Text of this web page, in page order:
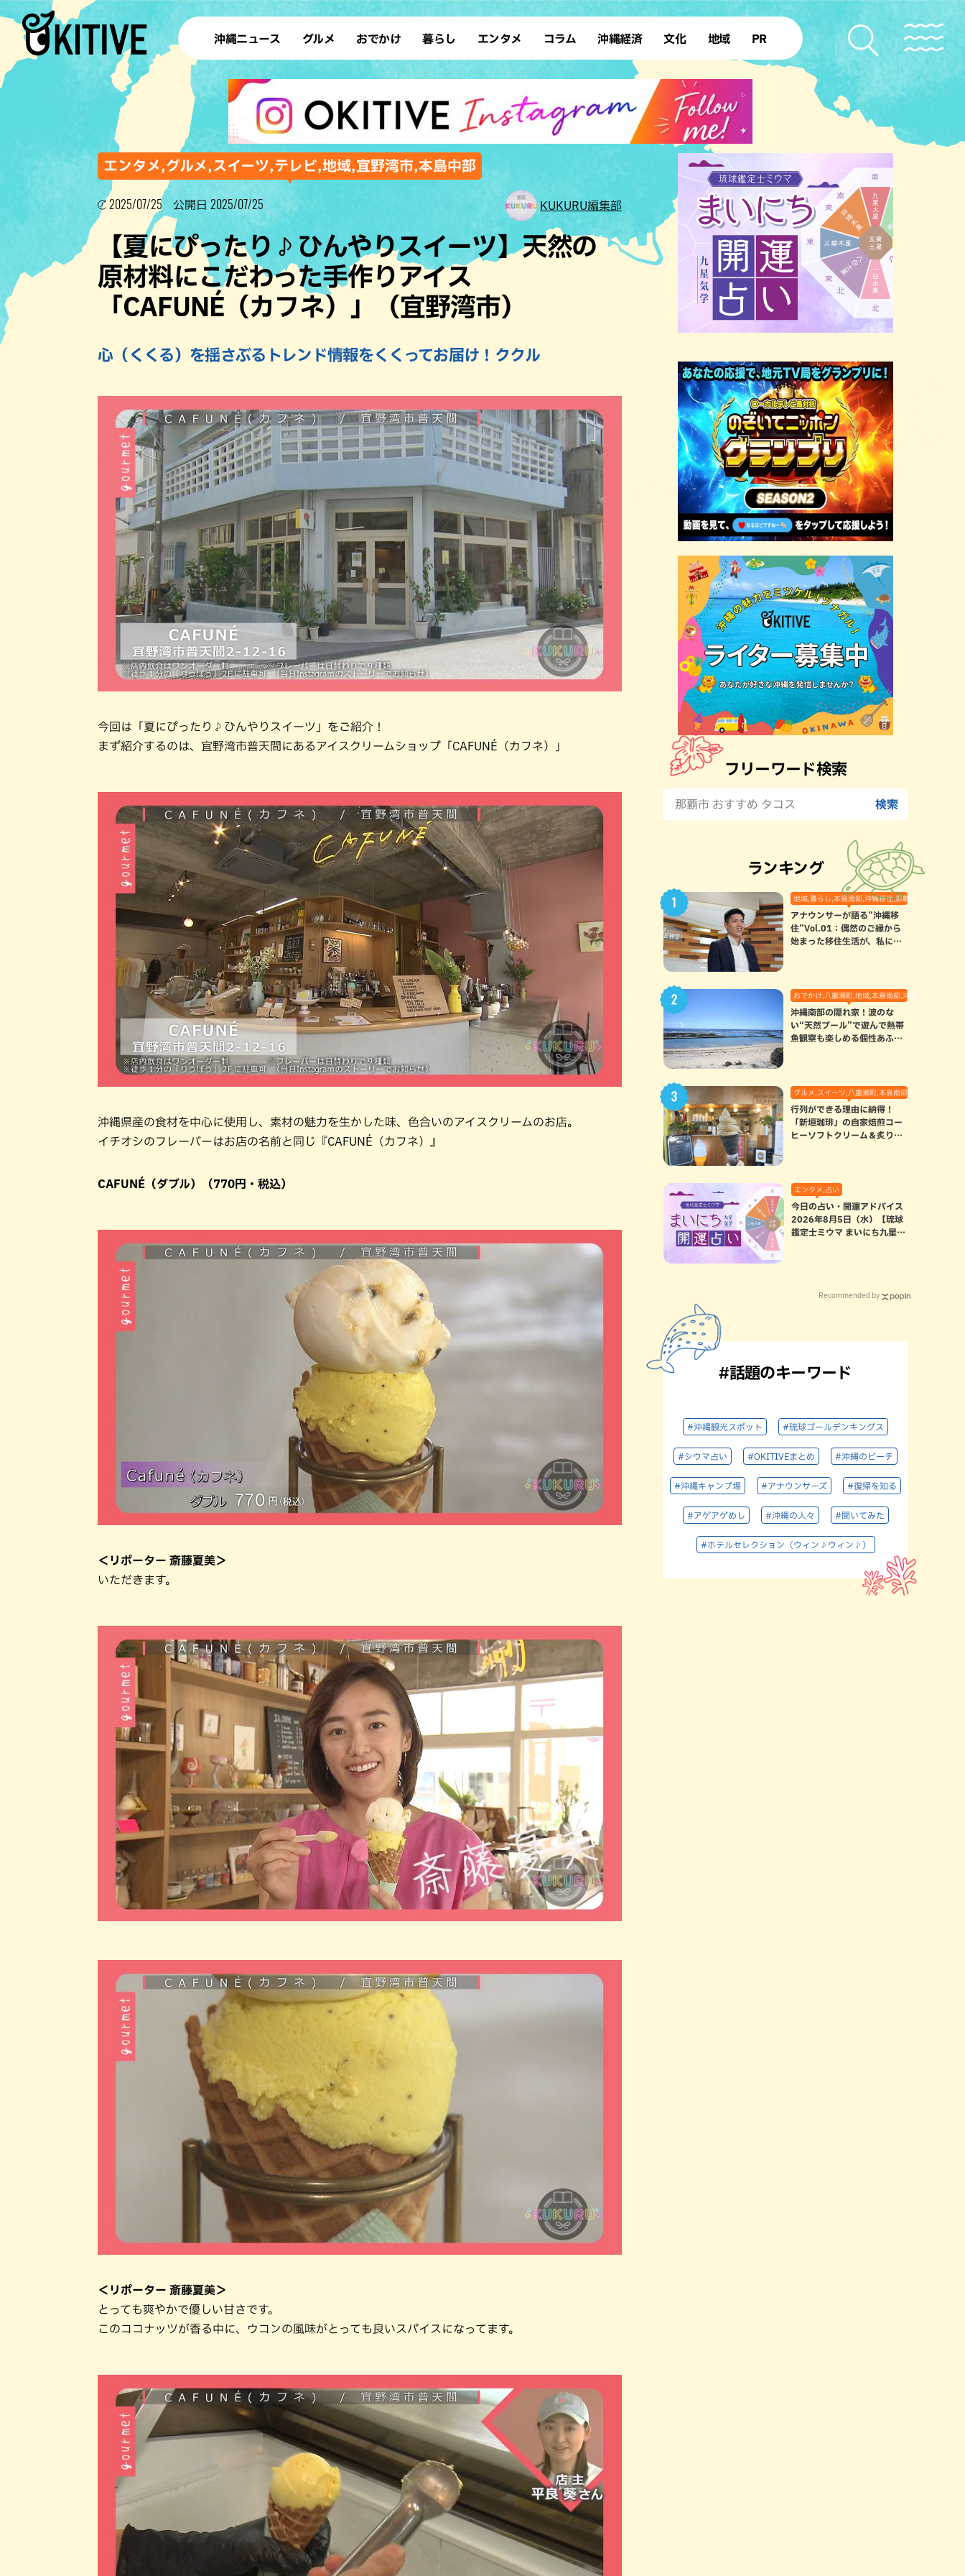
沖縄ニュース グルメ
ラーメン 沖縄そば
テイクアウト カフェ
すし・魚料理 和食・日本料理
沖縄料理 アジア・エスニック
ステーキ・焼肉 焼鳥・串料理
その他の肉料理 居酒屋・バー
ブッフェ・バイキング スイーツ
ハンバーガー タコス・タコライス
おでかけ
デート ドライブ
散歩 ソロ活
歴史
アート
ホテル
サウナ 公園
沖縄の海
暮らし
レシピ SDGs
ファッション ローカルニュース
沖縄移住 沖縄旧暦行事
エンタメ
スポーツ 占い
タレント・芸人 テレビ
コラム 沖縄経済 文化
復帰50年
地域
本島北部 本島中部
本島南部 先島諸島
北部離島
PR
エンタメ,グルメ,スイーツ,テレビ,地域,宜野湾市,本島中部
2025/07/25 公開日 2025/07/25 KUKURU編集部
【夏にぴったり♪ひんやりスイーツ】天然の
原材料にこだわった手作りアイス
「CAFUNÉ（カフネ）」（宜野湾市）
心（くくる）を揺さぶるトレンド情報をくくってお届け！ククル
今回は「夏にぴったり♪ひんやりスイーツ」をご紹介！
まず紹介するのは、宜野湾市普天間にあるアイスクリームショップ「CAFUNÉ（カフネ）」
沖縄県産の食材を中心に使用し、素材の魅力を生かした味、色合いのアイスクリームのお店。
イチオシのフレーバーはお店の名前と同じ『CAFUNÉ（カフネ）』
CAFUNÉ（ダブル）（770円・税込）
＜リポーター 斎藤夏美＞
いただきます。
＜リポーター 斎藤夏美＞
とっても爽やかで優しい甘さです。
このココナッツが香る中に、ウコンの風味がとっても良いスパイスになってます。
フリーワード検索
ランキング
地域,暮らし,本島南部,沖縄移住,那覇市
アナウンサーが語る”沖縄移
住”Vol.01：偶然のご縁から
始まった移住生活が、私にと
おでかけ,八重瀬町,地域,本島南部,沖縄の海,自然
沖縄南部の隠れ家！波のな
い“天然プール”で遊んで熱帯
魚観察も楽しめる個性あふれ
グルメ,スイーツ,八重瀬町,本島南部
行列ができる理由に納得！
「新垣珈琲」の自家焙煎コー
ヒーソフトクリーム＆炙りマ
エンタメ,占い
今日の占い・開運アドバイス
2026年8月5日（水）【琉球
鑑定士ミウマ まいにち九星気
Recommended by
#話題のキーワード
#沖縄観光スポット #琉球ゴールデンキングス
#シウマ占い #OKITIVEまとめ #沖縄のビーチ
#沖縄キャンプ場 #アナウンサーズ #復帰を知る
#アゲアゲめし #沖縄の人々 #聞いてみた
#ホテルセレクション（ウィン♪ウィン♪）